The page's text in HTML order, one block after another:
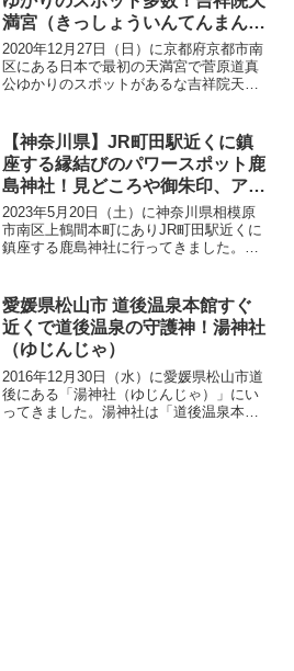
満宮（きっしょういんてんまんぐ
う）
2020年12月27日（日）に京都府京都市南
区にある日本で最初の天満宮で菅原道真
公ゆかりのスポットがあるな吉祥院天満
年）、朱雀天皇の勅命により菅原道真公
がお亡くなりにな...
【神奈川県】JR町田駅近くに鎮
座する縁結びのパワースポット鹿
島神社！見どころや御朱印、アク
セス・駐車場をご紹介
2023年5月20日（土）に神奈川県相模原
市南区上鶴間本町にありJR町田駅近くに
鎮座する鹿島神社に行ってきました。鹿
舞の里（鶴間）に鶴舞神社（今の浅間神
社）を創...
愛媛県松山市 道後温泉本館すぐ
近くで道後温泉の守護神！湯神社
（ゆじんじゃ）
2016年12月30日（水）に愛媛県松山市道
後にある「湯神社（ゆじんじゃ）」にい
ってきました。湯神社は「道後温泉本